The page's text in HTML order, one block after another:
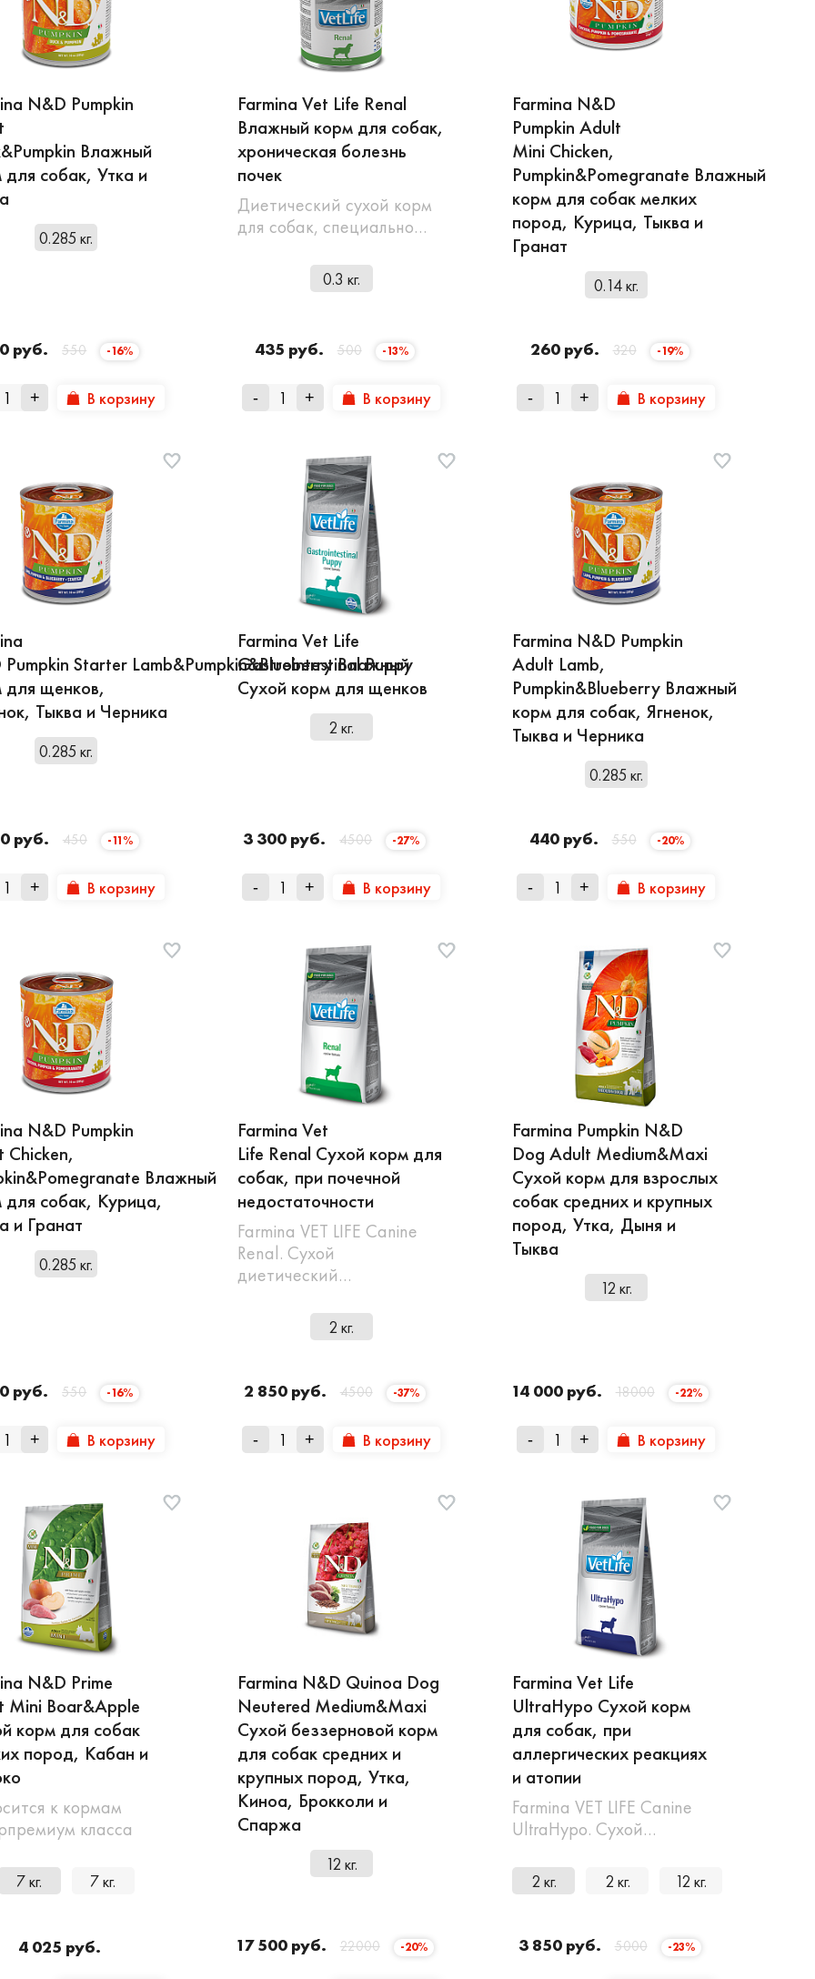
N&D Pumpkin
Влажный
для собак, Утка и
0.285 кг.
руб. 550 -16%
+ В корзину
Farmina Vet Life Renal
Влажный корм для собак,
хроническая болезнь
почек
Диетический сухой корм
для собак, специально…
0.3 кг.
435 руб. 500 -13%
- + В корзину
Farmina N&D
Pumpkin Adult
Mini Chicken,
Pumpkin&Pomegranate Влажный
корм для собак мелких
пород, Курица, Тыква и
Гранат
0.14 кг.
260 руб. 320 -19%
- + В корзину
Pumpkin Starter Lamb&Pumpkin&Blueberry Влажный
для щенков,
Тыква и Черника
0.285 кг.
руб. 450 -11%
+ В корзину
Farmina Vet Life
Gastrointestinal Puppy
Сухой корм для щенков
2 кг.
3 300 руб. 4500 -27%
- + В корзину
Farmina N&D Pumpkin
Adult Lamb,
Pumpkin&Blueberry Влажный
корм для собак, Ягненок,
Тыква и Черника
0.285 кг.
440 руб. 550 -20%
- + В корзину
N&D Pumpkin
Chicken,
Влажный
для собак, Курица,
и Гранат
0.285 кг.
руб. 550 -16%
+ В корзину
Farmina Vet
Life Renal Сухой корм для
собак, при почечной
недостаточности
Farmina VET LIFE Canine
Renal. Сухой
диетический…
2 кг.
2 850 руб. 4500 -37%
- + В корзину
Farmina Pumpkin N&D
Dog Adult Medium&Maxi
Сухой корм для взрослых
собак средних и крупных
пород, Утка, Дыня и
Тыква
12 кг.
14 000 руб. 18000 -22%
- + В корзину
N&D Prime
Mini Boar&Apple
корм для собак
пород, Кабан и
к кормам
класса
7 кг. 7 кг.
4 025 руб.
Farmina N&D Quinoa Dog
Neutered Medium&Maxi
Сухой беззерновой корм
для собак средних и
крупных пород, Утка,
Киноа, Брокколи и
Спаржа
12 кг.
17 500 руб. 22000 -20%
Farmina Vet Life
UltraHypo Сухой корм
для собак, при
аллергических реакциях
и атопии
Farmina VET LIFE Canine
UltraHypo. Сухой…
2 кг. 2 кг. 12 кг.
3 850 руб. 5000 -23%